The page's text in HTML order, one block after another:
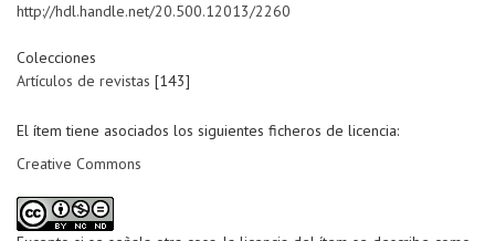
http://hdl.handle.net/20.500.12013/2260
Colecciones
Artículos de revistas [143]
El ítem tiene asociados los siguientes ficheros de licencia:
Creative Commons